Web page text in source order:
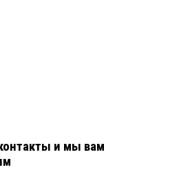
и мы вам